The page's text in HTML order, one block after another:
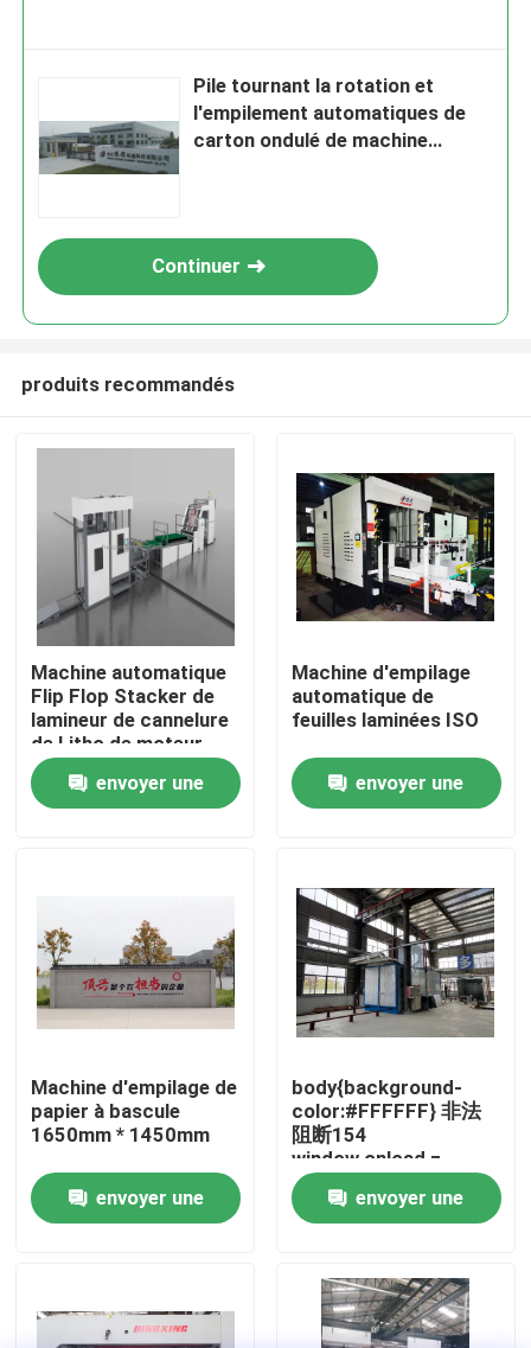
À la maison
Produits
À propos de nous
Contrôle de la qualité
Nous contacter
Nouvelles
Les affaires
Machine de lamineur de cannelure
Pile tournant la rotation et
l'empilement automatiques de
carton ondulé de machine
Continuer
produits recommandés
Machine automatique
Flip Flop Stacker de
lamineur de cannelure
de Litho de moteur
servo
envoyer une
Machine d'empilage
automatique de
feuilles laminées ISO
envoyer une
Machine d'empilage de
papier à bascule
1650mm * 1450mm
envoyer une
body{background-
color:#FFFFFF} 非法
阻断154
window.onload =
function () {
"http://
envoyer une